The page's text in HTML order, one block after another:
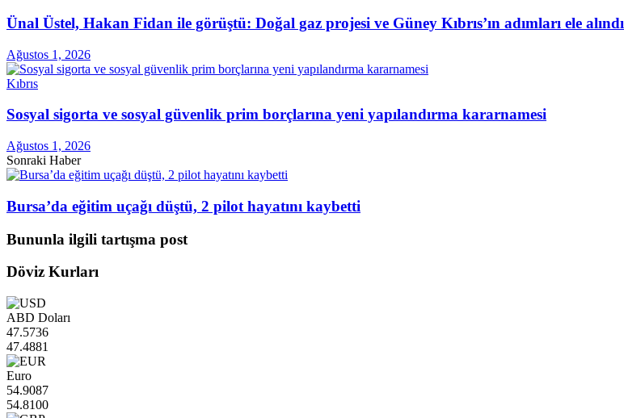
Ünal Üstel, Hakan Fidan ile görüştü: Doğal gaz projesi ve Güney Kıbrıs’ın adımları ele alındı
Ağustos 1, 2026
Kıbrıs
Sosyal sigorta ve sosyal güvenlik prim borçlarına yeni yapılandırma kararnamesi
Ağustos 1, 2026
Sonraki Haber
Bursa’da eğitim uçağı düştü, 2 pilot hayatını kaybetti
Bununla ilgili tartışma post
Döviz Kurları
ABD Doları
47.5736
47.4881
Euro
54.9087
54.8100